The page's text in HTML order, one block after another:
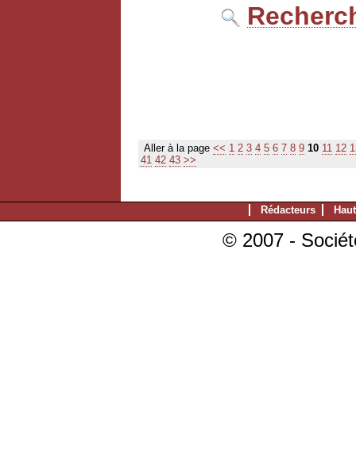
Aller à la page << 1 2 3 4 5 6 7 8 9 10 11 12
41 42 43 >>
Rédacteurs
© 2007 -